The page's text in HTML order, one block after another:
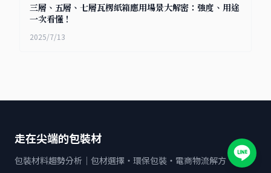
三層、五層、七層瓦楞紙箱應用場景大解密：強度、用途
一次看懂！
2025/7/13
走在尖端的包裝材
包裝材料趨勢分析｜包材選擇・環保包裝・電商物流解方